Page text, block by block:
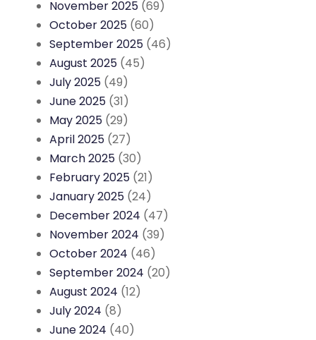
November 2025 (69)
October 2025 (60)
September 2025 (46)
August 2025 (45)
July 2025 (49)
June 2025 (31)
May 2025 (29)
April 2025 (27)
March 2025 (30)
February 2025 (21)
January 2025 (24)
December 2024 (47)
November 2024 (39)
October 2024 (46)
September 2024 (20)
August 2024 (12)
July 2024 (8)
June 2024 (40)